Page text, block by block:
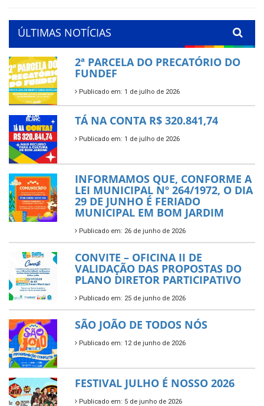
ÚLTIMAS NOTÍCIAS
2ª PARCELA DO PRECATÓRIO DO
FUNDEF
Publicado em: 1 de julho de 2026
TÁ NA CONTA R$ 320.841,74
Publicado em: 1 de julho de 2026
INFORMAMOS QUE, CONFORME A
LEI MUNICIPAL Nº 264/1972, O DIA
29 DE JUNHO É FERIADO
MUNICIPAL EM BOM JARDIM
Publicado em: 26 de junho de 2026
CONVITE – OFICINA II DE
VALIDAÇÃO DAS PROPOSTAS DO
PLANO DIRETOR PARTICIPATIVO
Publicado em: 25 de junho de 2026
SÃO JOÃO DE TODOS NÓS
Publicado em: 12 de junho de 2026
FESTIVAL JULHO É NOSSO 2026
Publicado em: 5 de junho de 2026